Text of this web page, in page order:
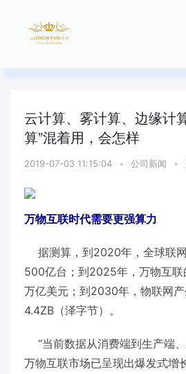
云计算、雾计算、边缘计
算”混着用，会怎样
2019-07-03 11:15:04 • 公司新闻 •
万物互联时代需要更强算力
据测算，到2020年，全球联
500亿台；到2025年，万物互联
万亿美元；到2030年，物联网
4.4ZB（泽字节）。
“当前数据从消费端到生产端、
万物互联市场已呈现出爆发式增